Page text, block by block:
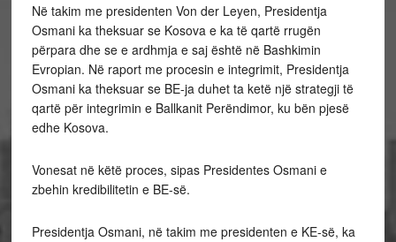
Në takim me presidenten Von der Leyen, Presidentja
Osmani ka theksuar se Kosova e ka të qartë rrugën
përpara dhe se e ardhmja e saj është në Bashkimin
Evropian. Në raport me procesin e integrimit, Presidentja
Osmani ka theksuar se BE-ja duhet ta ketë një strategji të
qartë për integrimin e Ballkanit Perëndimor, ku bën pjesë
edhe Kosova.
Vonesat në këtë proces, sipas Presidentes Osmani e
zbehin kredibilitetin e BE-së.
Presidentja Osmani, në takim me presidenten e KE-së, ka